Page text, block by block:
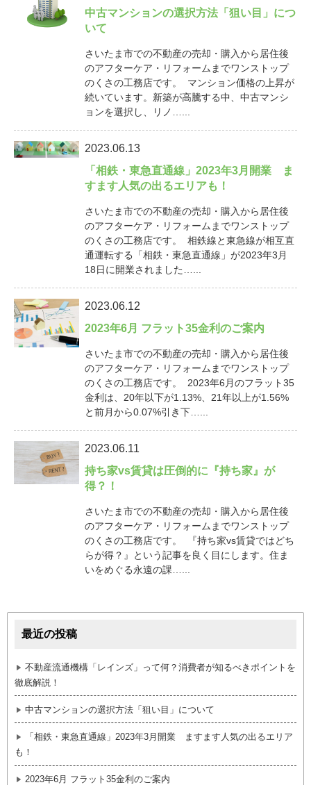
中古マンションの選択方法「狙い目」につ
いて
さいたま市での不動産の売却・購入から居住後
のアフターケア・リフォームまでワンストップ
のくさの工務店です。 マンション価格の上昇が
続いています。新築が高騰する中、中古マンシ
ョンを選択し、リノ…...
2023.06.13
「相鉄・東急直通線」2023年3月開業 ま
すます人気の出るエリアも！
さいたま市での不動産の売却・購入から居住後
のアフターケア・リフォームまでワンストップ
のくさの工務店です。 相鉄線と東急線が相互直
通運転する「相鉄・東急直通線」が2023年3月
18日に開業されました…...
2023.06.12
2023年6月 フラット35金利のご案内
さいたま市での不動産の売却・購入から居住後
のアフターケア・リフォームまでワンストップ
のくさの工務店です。 2023年6月のフラット35
金利は、20年以下が1.13%、21年以上が1.56%
と前月から0.07%引き下…...
2023.06.11
持ち家vs賃貸は圧倒的に『持ち家』が
得？！
さいたま市での不動産の売却・購入から居住後
のアフターケア・リフォームまでワンストップ
のくさの工務店です。 『持ち家vs賃貸ではどち
らが得？』という記事を良く目にします。住ま
いをめぐる永遠の課…...
最近の投稿
不動産流通機構「レインズ」って何？消費者が知るべきポイントを
徹底解説！
中古マンションの選択方法「狙い目」について
「相鉄・東急直通線」2023年3月開業 ますます人気の出るエリア
も！
2023年6月 フラット35金利のご案内